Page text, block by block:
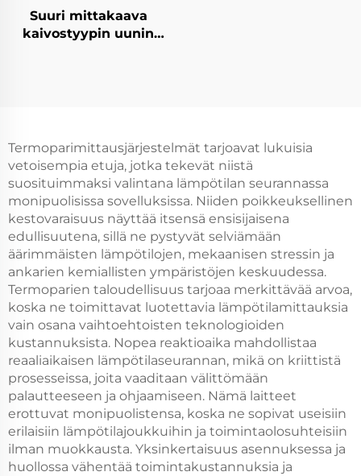
Suuri mittakaava
kaivostyypin uunin
Termoparimittausjärjestelmät tarjoavat lukuisia
vetoisempia etuja, jotka tekevät niistä
suosituimmaksi valintana lämpötilan seurannassa
monipuolisissa sovelluksissa. Niiden poikkeuksellinen
kestovaraisuus näyttää itsensä ensisijaisena
edullisuutena, sillä ne pystyvät selviämään
äärimmäisten lämpötilojen, mekaanisen stressin ja
ankarien kemiallisten ympäristöjen keskuudessa.
Termoparien taloudellisuus tarjoaa merkittävää arvoa,
koska ne toimittavat luotettavia lämpötilamittauksia
vain osana vaihtoehtoisten teknologioiden
kustannuksista. Nopea reaktioaika mahdollistaa
reaaliaikaisen lämpötilaseurannan, mikä on kriittistä
prosesseissa, joita vaaditaan välittömään
palautteeseen ja ohjaamiseen. Nämä laitteet
erottuvat monipuolistensa, koska ne sopivat useisiin
erilaisiin lämpötilajoukkuihin ja toimintaolosuhteisiin
ilman muokkausta. Yksinkertaisuus asennuksessa ja
huollossa vähentää toimintakustannuksia ja